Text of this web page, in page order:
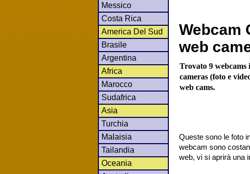
Messico
Costa Rica
America Del Sud
Brasile
Argentina
Africa
Marocco
Sudafrica
Asia
Turchia
Malaisia
Tailandia
Oceania
Webcam
web
Trovato 9 webcams
cameras (foto e
web cams.
Queste sono le foto
webcam sono
web, vi si aprirà una